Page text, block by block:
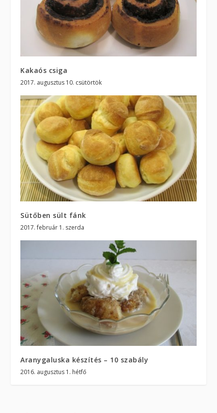
Kakaós csiga
2017. augusztus 10. csütörtök
Sütőben sült fánk
2017. február 1. szerda
Aranygaluska készítés – 10 szabály
2016. augusztus 1. hétfő